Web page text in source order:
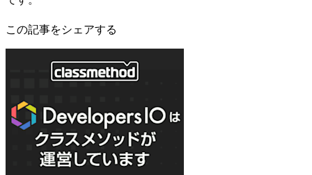
この記事をシェアする